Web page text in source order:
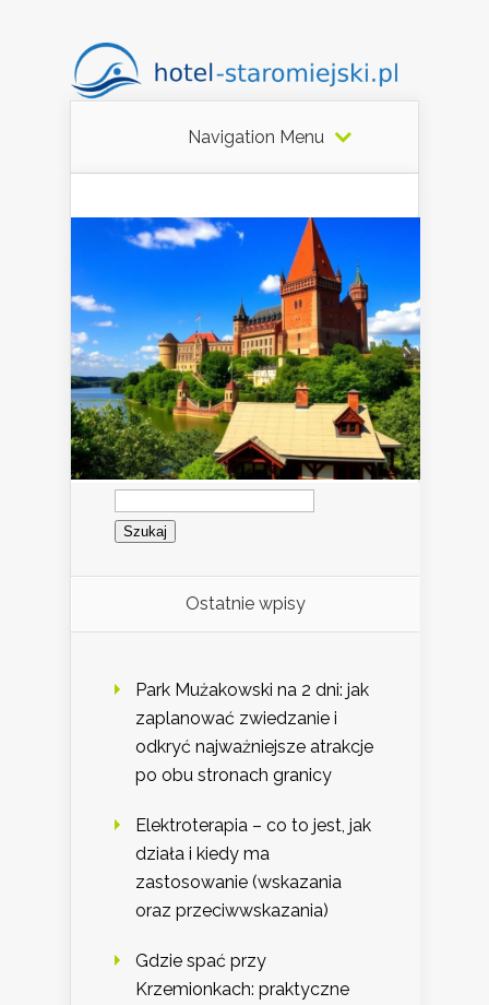
Navigation Menu
Szukaj:
Ostatnie wpisy
Park Mużakowski na 2 dni: jak
zaplanować zwiedzanie i
odkryć najważniejsze atrakcje
po obu stronach granicy
Elektroterapia – co to jest, jak
działa i kiedy ma
zastosowanie (wskazania
oraz przeciwwskazania)
Gdzie spać przy
Krzemionkach: praktyczne